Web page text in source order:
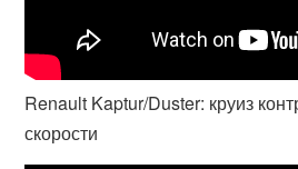
Renault Kaptur/Duster: круиз
скорости